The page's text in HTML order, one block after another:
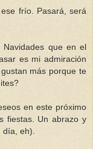
frío. Pasará, será
que en el
es mi admiración
más porque te
en este próximo
fiestas. Un abrazo y
día, eh).